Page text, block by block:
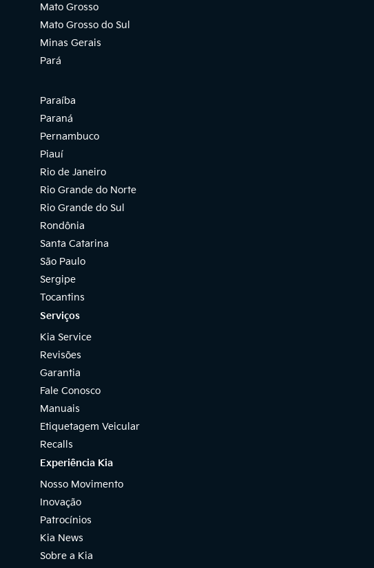
Mato Grosso
Mato Grosso do Sul
Minas Gerais
Pará
Paraíba
Paraná
Pernambuco
Piauí
Rio de Janeiro
Rio Grande do Norte
Rio Grande do Sul
Rondônia
Santa Catarina
São Paulo
Sergipe
Tocantins
Serviços
Kia Service
Revisões
Garantia
Fale Conosco
Manuais
Etiquetagem Veicular
Recalls
Experiência Kia
Nosso Movimento
Inovação
Patrocínios
Kia News
Sobre a Kia